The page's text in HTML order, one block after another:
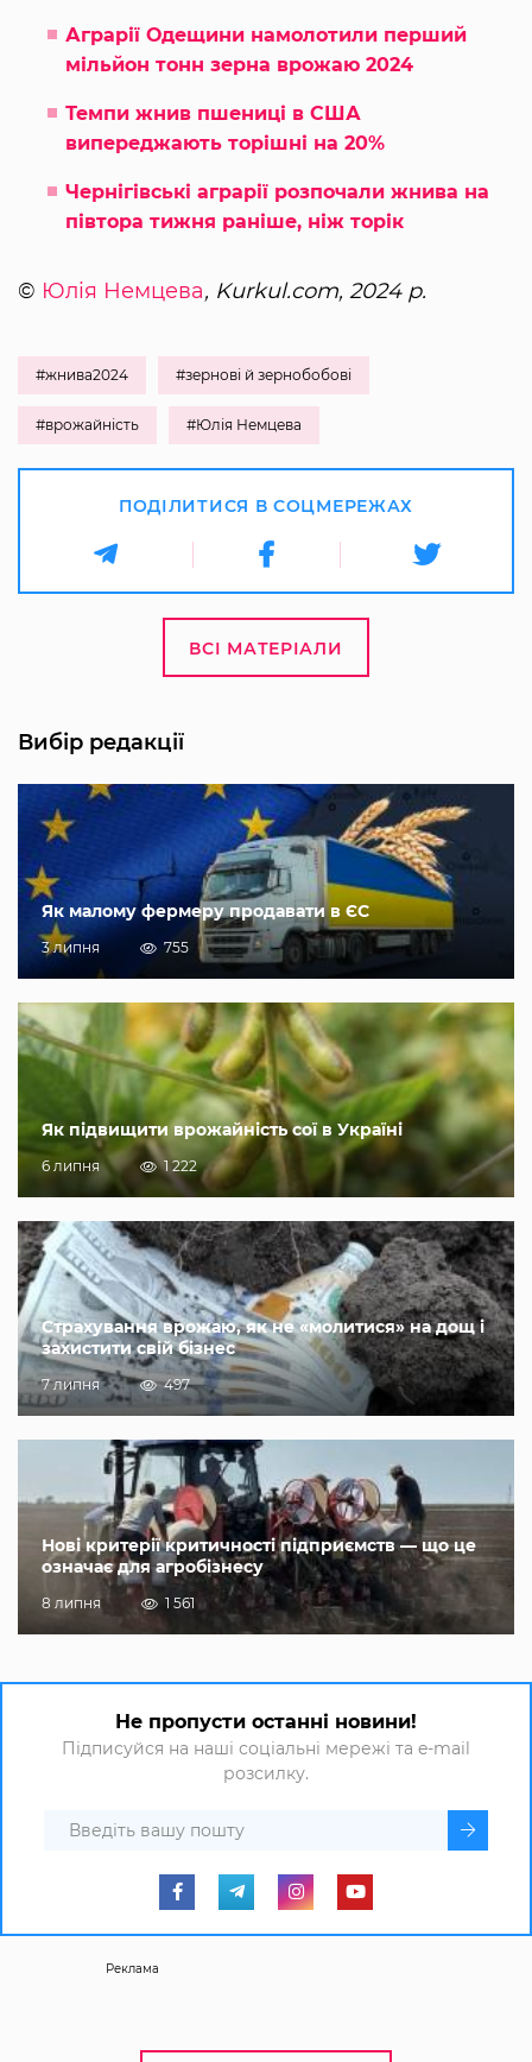
Аграрії Одещини намолотили перший
мільйон тонн зерна врожаю 2024
Темпи жнив пшениці в США
випереджають торішні на 20%
Чернігівські аграрії розпочали жнива на
півтора тижня раніше, ніж торік
© Юлія Немцева, Kurkul.com, 2024 р.
#жнива2024 #зернові й зернобобові
#врожайність #Юлія Немцева
ПОДІЛИТИСЯ В СОЦМЕРЕЖАХ
ВСІ МАТЕРІАЛИ
Вибір редакції
Як малому фермеру продавати в ЄС
3 липня 755
Як підвищити врожайність сої в Україні
6 липня 1 222
Страхування врожаю, як не «молитися» на дощ і
захистити свій бізнес
7 липня 497
Нові критерії критичності підприємств — що це
означає для агробізнесу
8 липня 1 561
Не пропусти останні новини!
Підписуйся на наші соціальні мережі та e-mail
розсилку.
Реклама